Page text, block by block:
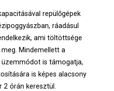
repülőgépek
ráadásul
ami töltöttsége
Mindemellett a
is támogatja,
is képes alacsony
2 órán keresztül.